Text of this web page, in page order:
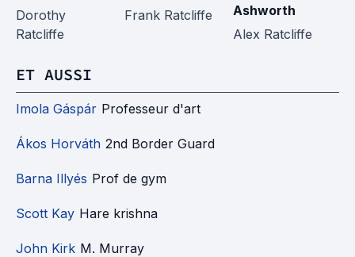
Dorothy
Ratcliffe
Frank Ratcliffe
Ashworth
Alex Ratcliffe
ET AUSSI
Imola Gáspár Professeur d'art
Ákos Horváth 2nd Border Guard
Barna Illyés Prof de gym
Scott Kay Hare krishna
John Kirk M. Murray